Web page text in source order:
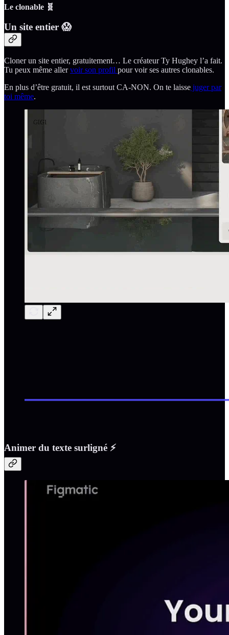
Le clonable 🧬
Un site entier 😱
Cloner un site entier, gratuitement… Le créateur Ty Hughey l’a fait.
Tu peux même allervoir son profil pour voir ses autres clonables.
En plus d’être gratuit, il est surtout CA-NON. On te laisse juger par
toi même.
Animer du texte surligné ⚡️